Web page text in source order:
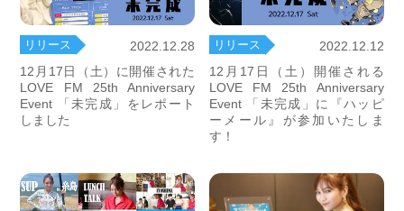
リリース
2022.12.28
12月17日（土）に開催された
LOVE FM 25th Anniversary
Event 「未完成」をレポート
しました
リリース
2022.12.12
12月17日（土）開催される
LOVE FM 25th Anniversary
Event 「未完成」に『ハッピ
ーメール』が参加いたしま
す！